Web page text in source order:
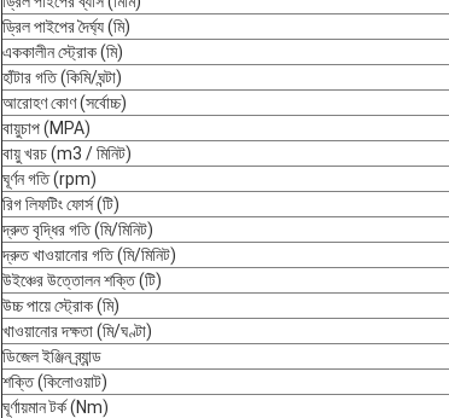
ড্রিল পাইপের দৈর্ঘ্য (মি)
এককালীন স্ট্রোক (মি)
হাঁটার গতি (কিমি/ঘন্টা)
আরোহণ কোণ (সর্বোচ্চ)
বায়ুচাপ (MPA)
বায়ু খরচ (m3 / মিনিট)
ঘূর্ণন গতি (rpm)
রিগ লিফটিং ফোর্স (টি)
দ্রুত বৃদ্ধির গতি (মি/মিনিট)
দ্রুত খাওয়ানোর গতি (মি/মিনিট)
উইঞ্চের উত্তোলন শক্তি (টি)
উচ্চ পায়ে স্ট্রোক (মি)
খাওয়ানোর দক্ষতা (মি/ঘণ্টা)
ডিজেল ইঞ্জিন ব্র্যান্ড
শক্তি (কিলোওয়াট)
ঘূর্ণায়মান টর্ক (Nm)